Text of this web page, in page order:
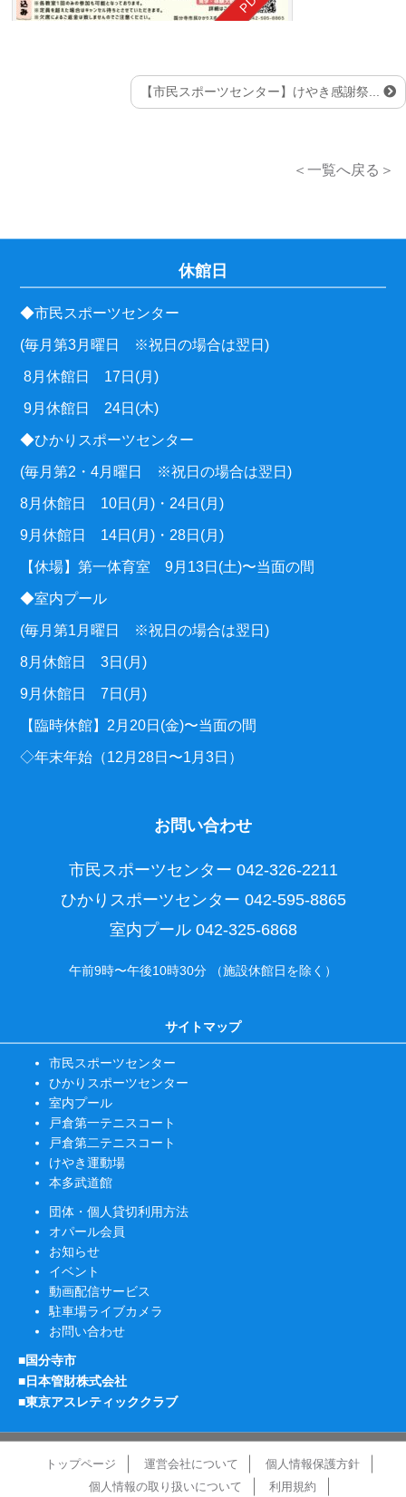
【市民スポーツセンター】けやき感謝祭...
＜一覧へ戻る＞
休館日
◆市民スポーツセンター
(毎月第3月曜日 ※祝日の場合は翌日)
8月休館日 17日(月)
9月休館日 24日(木)
◆ひかりスポーツセンター
(毎月第2・4月曜日 ※祝日の場合は翌日)
8月休館日 10日(月)・24日(月)
9月休館日 14日(月)・28日(月)
【休場】第一体育室 9月13日(土)〜当面の間
◆室内プール
(毎月第1月曜日 ※祝日の場合は翌日)
8月休館日 3日(月)
9月休館日 7日(月)
【臨時休館】2月20日(金)〜当面の間
◇年末年始（12月28日〜1月3日）
お問い合わせ
市民スポーツセンター 042-326-2211
ひかりスポーツセンター 042-595-8865
室内プール 042-325-6868
午前9時〜午後10時30分 （施設休館日を除く）
サイトマップ
市民スポーツセンター
ひかりスポーツセンター
室内プール
戸倉第一テニスコート
戸倉第二テニスコート
けやき運動場
本多武道館
団体・個人貸切利用方法
オパール会員
お知らせ
イベント
動画配信サービス
駐車場ライブカメラ
お問い合わせ
■国分寺市
■日本管財株式会社
■東京アスレティッククラブ
トップページ 運営会社について
個人情報保護方針
個人情報の取り扱いについて
利用規約